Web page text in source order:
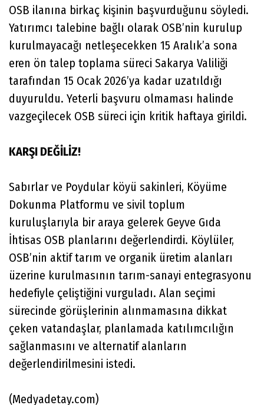
OSB ilanına birkaç kişinin başvurduğunu söyledi.
Yatırımcı talebine bağlı olarak OSB’nin kurulup
kurulmayacağı netleşecekken 15 Aralık’a sona
eren ön talep toplama süreci Sakarya Valiliği
tarafından 15 Ocak 2026’ya kadar uzatıldığı
duyuruldu. Yeterli başvuru olmaması halinde
vazgeçilecek OSB süreci için kritik haftaya girildi.
KARŞI DEĞİLİZ!
Sabırlar ve Poydular köyü sakinleri, Köyüme
Dokunma Platformu ve sivil toplum
kuruluşlarıyla bir araya gelerek Geyve Gıda
İhtisas OSB planlarını değerlendirdi. Köylüler,
OSB’nin aktif tarım ve organik üretim alanları
üzerine kurulmasının tarım-sanayi entegrasyonu
hedefiyle çeliştiğini vurguladı. Alan seçimi
sürecinde görüşlerinin alınmamasına dikkat
çeken vatandaşlar, planlamada katılımcılığın
sağlanmasını ve alternatif alanların
değerlendirilmesini istedi.
(Medyadetay.com)